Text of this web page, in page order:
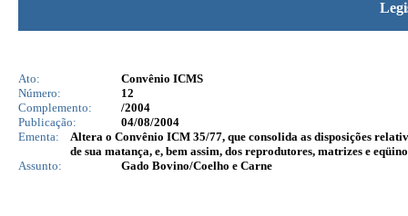
Ato:
Convênio ICMS
Número:
12
Complemento:
/2004
Publicação:
04/08/2004
Ementa:
Altera o Convênio ICM 35/77, que consolida as disposições
de sua matança, e, bem assim, dos reprodutores, matrizes e
Assunto:
Gado Bovino/Coelho e Carne